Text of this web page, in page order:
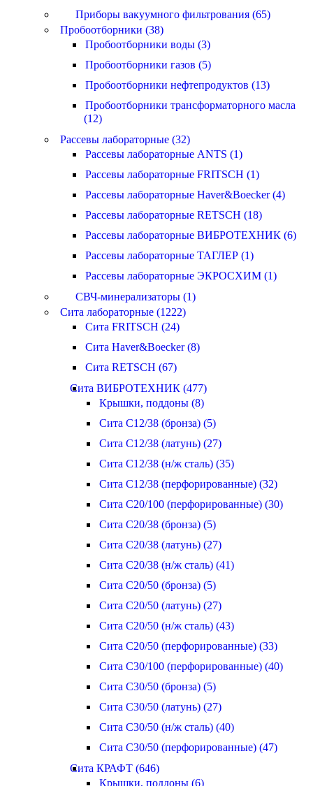
Приборы вакуумного фильтрования (65)
Пробоотборники (38)
Пробоотборники воды (3)
Пробоотборники газов (5)
Пробоотборники нефтепродуктов (13)
Пробоотборники трансформаторного масла
(12)
Рассевы лабораторные (32)
Рассевы лабораторные ANTS (1)
Рассевы лабораторные FRITSCH (1)
Рассевы лабораторные Haver&Boecker (4)
Рассевы лабораторные RETSCH (18)
Рассевы лабораторные ВИБРОТЕХНИК (6)
Рассевы лабораторные ТАГЛЕР (1)
Рассевы лабораторные ЭКРОСХИМ (1)
СВЧ-минерализаторы (1)
Сита лабораторные (1222)
Сита FRITSCH (24)
Сита Haver&Boecker (8)
Сита RETSCH (67)
Сита ВИБРОТЕХНИК (477)
Крышки, поддоны (8)
Сита С12/38 (бронза) (5)
Сита С12/38 (латунь) (27)
Сита С12/38 (н/ж сталь) (35)
Сита С12/38 (перфорированные) (32)
Сита С20/100 (перфорированные) (30)
Сита С20/38 (бронза) (5)
Сита С20/38 (латунь) (27)
Сита С20/38 (н/ж сталь) (41)
Сита С20/50 (бронза) (5)
Сита С20/50 (латунь) (27)
Сита С20/50 (н/ж сталь) (43)
Сита С20/50 (перфорированные) (33)
Сита С30/100 (перфорированные) (40)
Сита С30/50 (бронза) (5)
Сита С30/50 (латунь) (27)
Сита С30/50 (н/ж сталь) (40)
Сита С30/50 (перфорированные) (47)
Сита КРАФТ (646)
Крышки, поддоны (6)